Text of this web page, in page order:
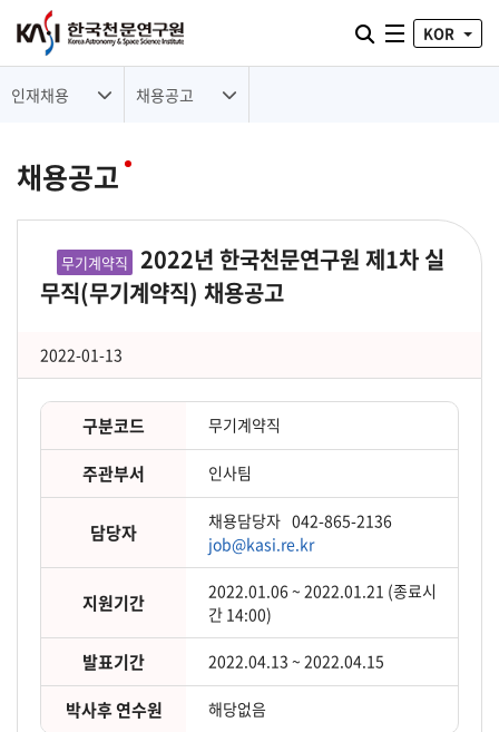
통합검색 열기
전체메뉴
KOR
인재채용 채용공고
채용공고
무기계약직
2022년 한국천문연구원 제1차 실
무직(무기계약직) 채용공고
2022-01-13
구분코드 무기계약직
주관부서 인사팀
담당자 채용담당자 042-865-2136
job@kasi.re.kr
지원기간
2022.01.06 ~ 2022.01.21 (종료시
간 14:00)
발표기간 2022.04.13 ~ 2022.04.15
박사후 연수원 해당없음